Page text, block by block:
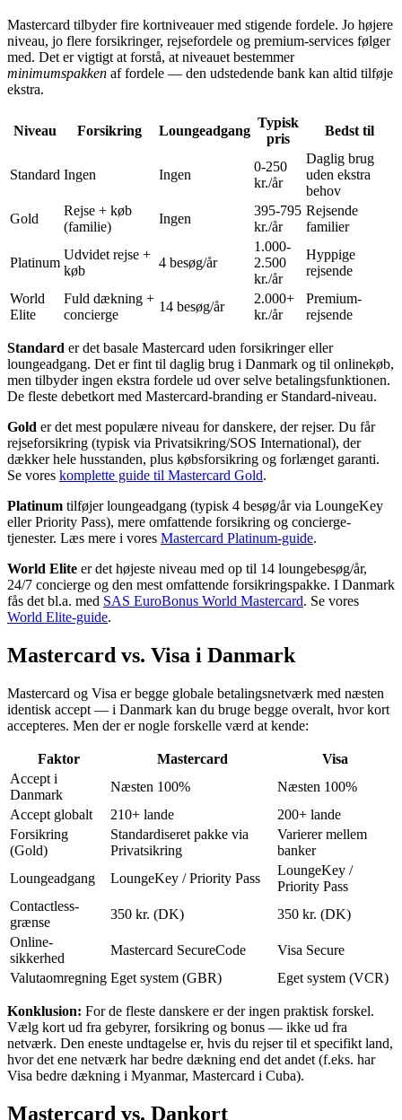
Mastercard tilbyder fire kortniveauer med stigende fordele. Jo højere
niveau, jo flere forsikringer, rejsefordele og premium-services følger
med. Det er vigtigt at forstå, at niveauet bestemmer
minimumspakken af fordele — den udstedende bank kan altid tilføje
ekstra.
Niveau Forsikring Loungeadgang
Typisk
pris
Bedst til
Standard Ingen Ingen
0-250
kr./år
Daglig brug
uden ekstra
behov
Gold
Rejse + køb
(familie)
Ingen
395-795
kr./år
Rejsende
familier
Platinum
Udvidet rejse +
køb
4 besøg/år
1.000-
2.500
kr./år
Hyppige
rejsende
World
Elite
Fuld dækning +
concierge
14 besøg/år
2.000+
kr./år
Premium-
rejsende
Standard er det basale Mastercard uden forsikringer eller
loungeadgang. Det er fint til daglig brug i Danmark og til onlinekøb,
men tilbyder ingen ekstra fordele ud over selve betalingsfunktionen.
De fleste debetkort med Mastercard-branding er Standard-niveau.
Gold er det mest populære niveau for danskere, der rejser. Du får
rejseforsikring (typisk via Privatsikring/SOS International), der
dækker hele husstanden, plus købsforsikring og forlænget garanti.
Se vores komplette guide til Mastercard Gold.
Platinum tilføjer loungeadgang (typisk 4 besøg/år via LoungeKey
eller Priority Pass), mere omfattende forsikring og concierge-
tjenester. Læs mere i vores Mastercard Platinum-guide.
World Elite er det højeste niveau med op til 14 loungebesøg/år,
24/7 concierge og den mest omfattende forsikringspakke. I Danmark
fås det bl.a. med SAS EuroBonus World Mastercard. Se vores
World Elite-guide.
Mastercard vs. Visa i Danmark
Mastercard og Visa er begge globale betalingsnetværk med næsten
identisk accept — i Danmark kan du bruge begge overalt, hvor kort
accepteres. Men der er nogle forskelle værd at kende:
Faktor Mastercard
Visa
Accept i
Danmark
Næsten 100%
Næsten 100%
Accept globalt
210+ lande
200+ lande
Forsikring
(Gold)
Standardiseret pakke via
Privatsikring
Varierer mellem
banker
Loungeadgang
LoungeKey / Priority Pass
LoungeKey /
Priority Pass
Contactless-
grænse
350 kr. (DK)
350 kr. (DK)
Online-
sikkerhed
Mastercard SecureCode
Visa Secure
Valutaomregning Eget system (GBR) Eget system (VCR)
Konklusion: For de fleste danskere er der ingen praktisk forskel.
Vælg kort ud fra gebyrer, forsikring og bonus — ikke ud fra
netværk. Den eneste undtagelse er, hvis du rejser til et specifikt land,
hvor det ene netværk har bedre dækning end det andet (f.eks. har
Visa bedre dækning i Myanmar, Mastercard i Cuba).
Mastercard vs. Dankort